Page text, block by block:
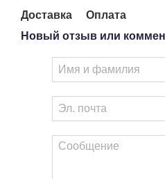
Доставка
Оплата
Новый отзыв или